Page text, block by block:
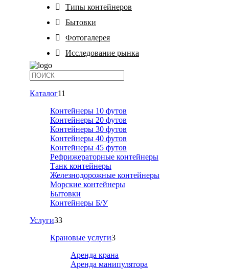
Tипы контейнеров
Бытовки
Фотогалерея
Исследование рынка
Каталог11
Контейнеры 10 футов
Контейнеры 20 футов
Контейнеры 30 футов
Контейнеры 40 футов
Контейнеры 45 футов
Рефрижераторные контейнеры
Танк контейнеры
Железнодорожные контейнеры
Морские контейнеры
Бытовки
Контейнеры Б/У
Услуги33
Крановые услуги3
Аренда крана
Аренда манипулятора